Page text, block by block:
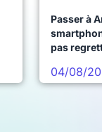
Passer à
pas
04/08/